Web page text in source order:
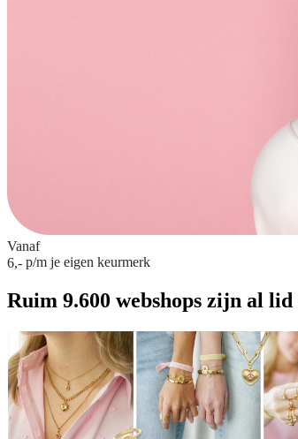
Vanaf
6,- p/m je eigen keurmerk
Ruim 9.600 webshops zijn al lid